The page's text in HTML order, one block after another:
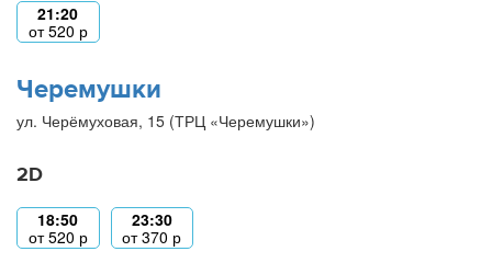
21:20
от520 р
Черемушки
ул. Черёмуховая, 15 (ТРЦ «Черемушки»)
2D
18:50
от520 р
23:30
от370 р